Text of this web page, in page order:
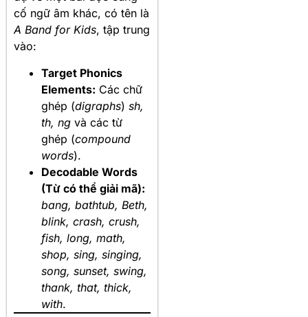
cố ngữ âm khác, có tên là
A Band for Kids, tập trung
vào:
Target Phonics
Elements: Các chữ
ghép (digraphs) sh,
th, ng và các từ
ghép (compound
words).
Decodable Words
(Từ có thể giải mã):
bang, bathtub, Beth,
blink, crash, crush,
fish, long, math,
shop, sing, singing,
song, sunset, swing,
thank, that, thick,
with.